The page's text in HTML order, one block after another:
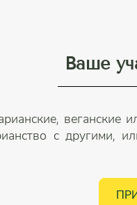
Ваше
веганские
с другими,